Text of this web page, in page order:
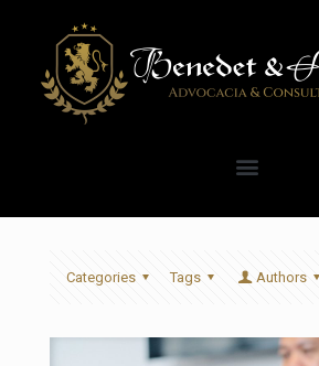
Categories Tags Authors